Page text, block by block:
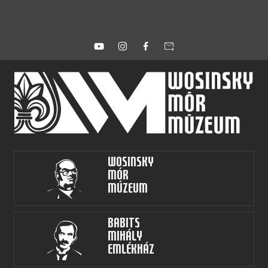
forward_to_inbox
Wosinsky
Mór
Múzeum
Babits
Mihály
Emlékház